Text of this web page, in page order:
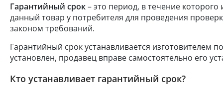
Гарантийный срок– это период, в течение которого
данный товар у потребителя для проведения
законом требований.
Гарантийный срок устанавливается изготовителем
установлен, продавец вправе самостоятельно его
Кто устанавливает гарантийный срок?